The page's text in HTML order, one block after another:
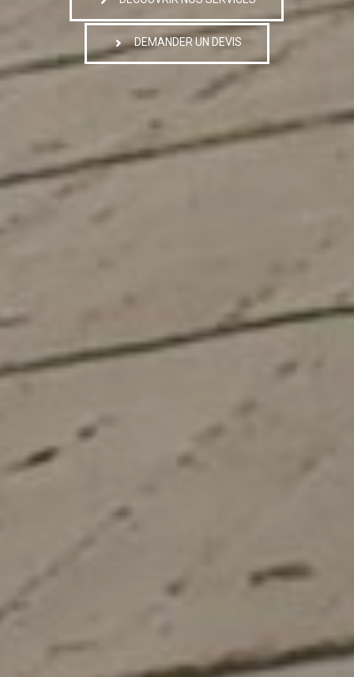
DEMANDER UN DEVIS